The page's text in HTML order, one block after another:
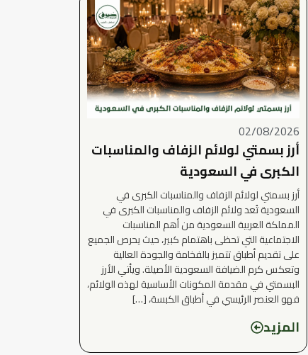
02/08/2026
أرز بسمتي لولائم الزفاف والمناسبات
الكبرى في السعودية
أرز بسمتي لولائم الزفاف والمناسبات الكبرى في
السعودية تُعد ولائم الزفاف والمناسبات الكبرى في
المملكة العربية السعودية من أهم المناسبات
الاجتماعية التي تحظى باهتمام كبير، حيث يحرص الجميع
على تقديم أطباق تتميز بالفخامة والجودة العالية
وتعكس كرم الضيافة السعودية الأصيلة. ويأتي الأرز
البسمتي في مقدمة المكونات الأساسية لهذه الولائم،
فهو العنصر الرئيسي في أطباق الكبسة، […]
المزيد